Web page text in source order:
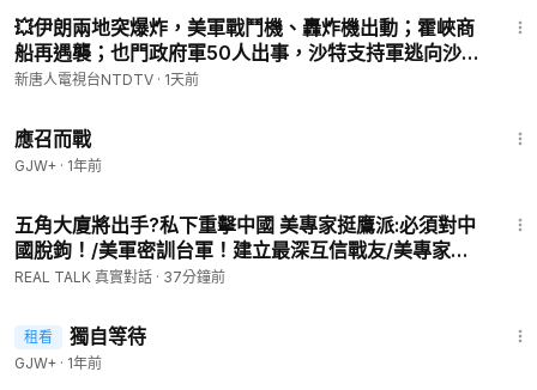
💥伊朗兩地突爆炸，美軍戰鬥機、轟炸機出動；霍峽商
船再遇襲；也門政府軍50人出事，沙特支持軍逃向沙
漠；以色列紅海軍演；伊朗獅子大開口，強硬派將領上
新唐人電視台NTDTV · 1天前
應召而戰
GJW+ · 1年前
五角大廈將出手?私下重擊中國 美專家挺鷹派:必須對中
國脫鉤！/美軍密訓台軍！建立最深互信戰友/美專家震
撼警告:台灣若倒下 美專家爆全球浩劫 台灣是世界心臟/
REAL TALK 真實對話 · 37分鐘前
租看 獨自等待
GJW+ · 1年前